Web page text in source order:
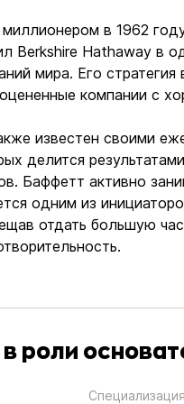
в 1962
Berkshire Hathaway в
мира. Его
компании с
известен своими
делится
Баффетт активно
одним из
отдать большую
роли
Специализация